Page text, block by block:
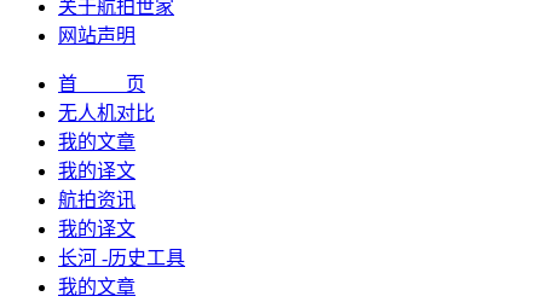
关于航拍世家
网站声明
首 页
无人机对比
我的文章
我的译文
航拍资讯
我的译文
长河 -历史工具
我的文章